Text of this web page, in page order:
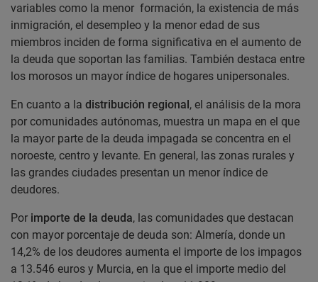
variables como la menor formación, la existencia de más
inmigración, el desempleo y la menor edad de sus
miembros inciden de forma significativa en el aumento de
la deuda que soportan las familias. También destaca entre
los morosos un mayor índice de hogares unipersonales.
En cuanto a la distribución regional, el análisis de la mora
por comunidades autónomas, muestra un mapa en el que
la mayor parte de la deuda impagada se concentra en el
noroeste, centro y levante. En general, las zonas rurales y
las grandes ciudades presentan un menor índice de
deudores.
Por importe de la deuda, las comunidades que destacan
con mayor porcentaje de deuda son: Almería, donde un
14,2% de los deudores aumenta el importe de los impagos
a 13.546 euros y Murcia, en la que el importe medio del